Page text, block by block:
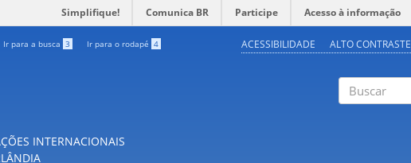
Simplifique! Comunica BR Participe Acesso à informação
Ir para a busca 3 Ir para o rodapé 4 ACESSIBILIDADE ALTO CONTRASTE
INTERNACIONAIS